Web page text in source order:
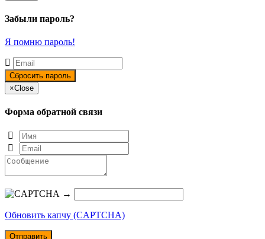
Забыли пароль?
Я помню пароль!
×Close
Форма обратной связи
→
Обновить капчу (CAPTCHA)